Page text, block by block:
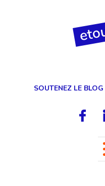
SOUTENEZ LE BLOG